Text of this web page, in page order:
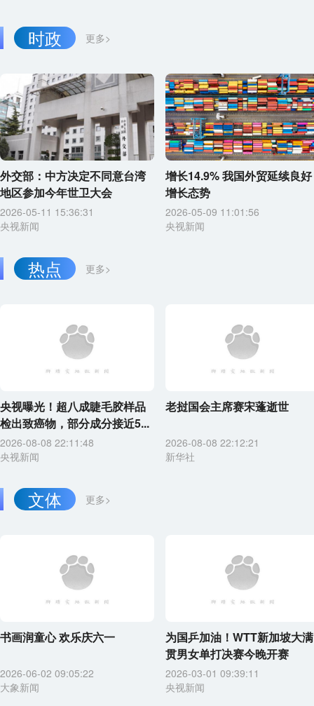
更多>
时政
外交部：中方决定不同意台湾
地区参加今年世卫大会
2026-05-11 15:36:31
央视新闻
增长14.9% 我国外贸延续良好
增长态势
2026-05-09 11:01:56
央视新闻
更多>
热点
央视曝光！超八成睫毛胶样品
检出致癌物，部分成分接近5...
2026-08-08 22:11:48
央视新闻
老挝国会主席赛宋蓬逝世
2026-08-08 22:12:21
新华社
更多>
文体
书画润童心 欢乐庆六一
2026-06-02 09:05:22
大象新闻
为国乒加油！WTT新加坡大满
贯男女单打决赛今晚开赛
2026-03-01 09:39:11
央视新闻